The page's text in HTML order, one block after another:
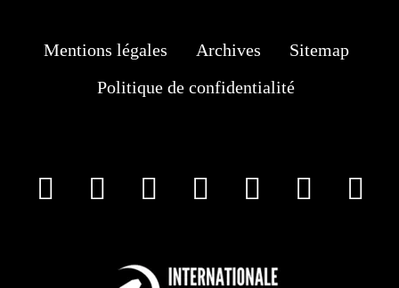
Mentions légales Archives
Sitemap
Politique de confidentialité
facebookInstagram
Youtube
Tik Tok